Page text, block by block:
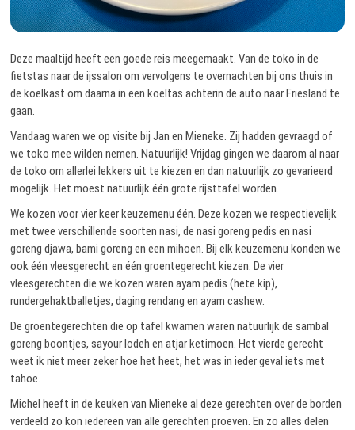
Deze maaltijd heeft een goede reis meegemaakt. Van de toko in de
fietstas naar de ijssalon om vervolgens te overnachten bij ons thuis in
de koelkast om daarna in een koeltas achterin de auto naar Friesland te
gaan.
Vandaag waren we op visite bij Jan en Mieneke. Zij hadden gevraagd of
we toko mee wilden nemen. Natuurlijk! Vrijdag gingen we daarom al naar
de toko om allerlei lekkers uit te kiezen en dan natuurlijk zo gevarieerd
mogelijk. Het moest natuurlijk één grote rijsttafel worden.
We kozen voor vier keer keuzemenu één. Deze kozen we respectievelijk
met twee verschillende soorten nasi, de nasi goreng pedis en nasi
goreng djawa, bami goreng en een mihoen. Bij elk keuzemenu konden we
ook één vleesgerecht en één groentegerecht kiezen. De vier
vleesgerechten die we kozen waren ayam pedis (hete kip),
rundergehaktballetjes, daging rendang en ayam cashew.
De groentegerechten die op tafel kwamen waren natuurlijk de sambal
goreng boontjes, sayour lodeh en atjar ketimoen. Het vierde gerecht
weet ik niet meer zeker hoe het heet, het was in ieder geval iets met
tahoe.
Michel heeft in de keuken van Mieneke al deze gerechten over de borden
verdeeld zo kon iedereen van alle gerechten proeven. En zo alles delen